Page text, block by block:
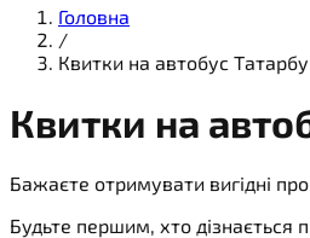
Головна
/
Квитки на автобус
Квитки на
Бажаєте отримувати вигідні
Будьте першим, хто дізнається